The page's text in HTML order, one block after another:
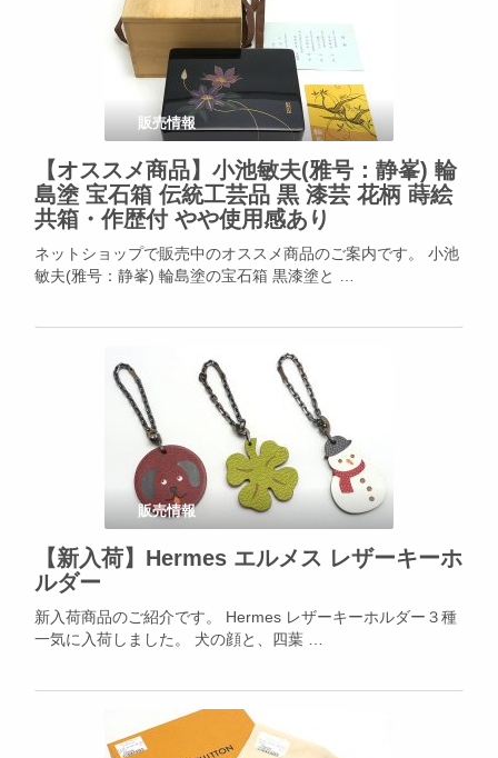
販売情報
【オススメ商品】小池敏夫(雅号：静峯) 輪
島塗 宝石箱 伝統工芸品 黒 漆芸 花柄 蒔絵
共箱・作歴付 やや使用感あり
ネットショップで販売中のオススメ商品のご案内です。 小池
敏夫(雅号：静峯) 輪島塗の宝石箱 黒漆塗と …
販売情報
【新入荷】Hermes エルメス レザーキーホ
ルダー
新入荷商品のご紹介です。 Hermes レザーキーホルダー３種
一気に入荷しました。 犬の顔と、四葉 …